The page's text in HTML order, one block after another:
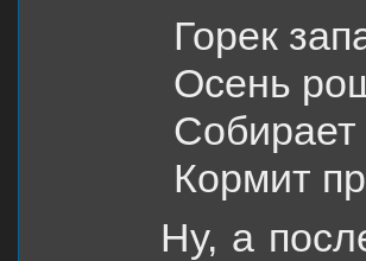
Горек
Осень
Собирает
Кормит
Ну, а после